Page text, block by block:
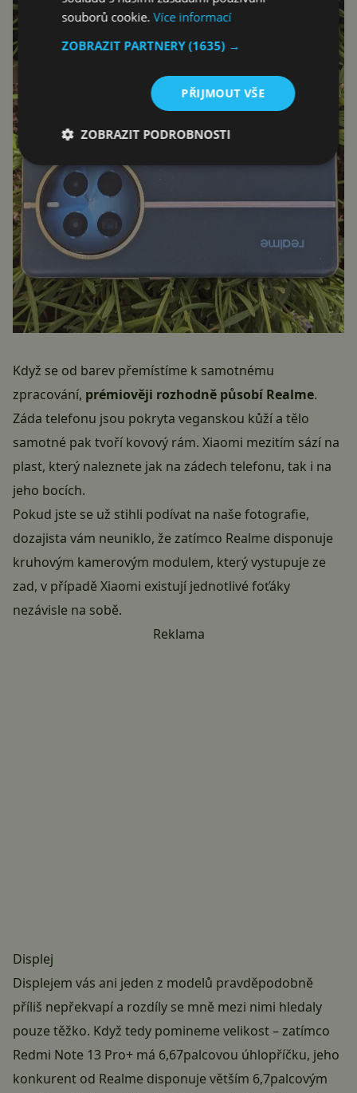
Když se od barev přemístíme k samotnému
zpracování, prémiověji rozhodně působí Realme.
Záda telefonu jsou pokryta veganskou kůží a tělo
samotné pak tvoří kovový rám. Xiaomi mezitím sází na
plast, který naleznete jak na zádech telefonu, tak i na
jeho bocích.
Pokud jste se už stihli podívat na naše fotografie,
dozajista vám neuniklo, že zatímco Realme disponuje
kruhovým kamerovým modulem, který vystupuje ze
zad, v případě Xiaomi existují jednotlivé foťáky
nezávisle na sobě.
Reklama
Displej
Displejem vás ani jeden z modelů pravděpodobně
příliš nepřekvapí a rozdíly se mně mezi nimi hledaly
pouze těžko. Když tedy pomineme velikost – zatímco
Redmi Note 13 Pro+ má 6,67palcovou úhlopříčku, jeho
konkurent od Realme disponuje větším 6,7palcovým
souborů cookie.Více informací
ZOBRAZIT PARTNERY(1635) →
PŘIJMOUT VŠE
ZOBRAZIT PODROBNOSTI